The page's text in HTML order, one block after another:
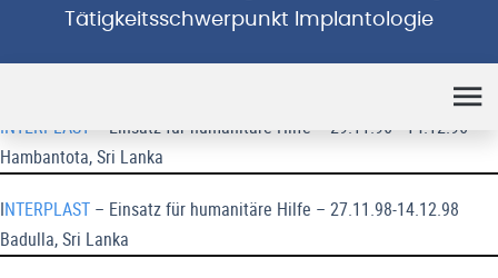
Tätigkeitsschwerpunkt Implantologie
INTERPLAST
– Einsatz für humanitäre Hilfe – 29.11.96 - 14.12.96
Hambantota, Sri Lanka
INTERPLAST – Einsatz für humanitäre Hilfe – 27.11.98-14.12.98
Badulla, Sri Lanka